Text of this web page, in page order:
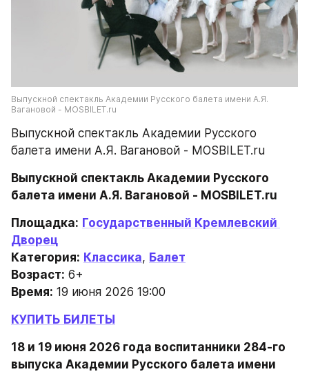
Выпускной спектакль Академии Русского балета имени А.Я.
Вагановой - MOSBILET.ru
Выпускной спектакль Академии Русского
балета имени А.Я. Вагановой - MOSBILET.ru
Выпускной спектакль Академии Русского
балета имени А.Я. Вагановой - MOSBILET.ru
Площадка: Государственный Кремлевский
Дворец
Категория: Классика, Балет
Возраст: 6+
Время: 19 июня 2026 19:00
КУПИТЬ БИЛЕТЫ
18 и 19 июня 2026 года воспитанники 284-го
выпуска Академии Русского балета имени